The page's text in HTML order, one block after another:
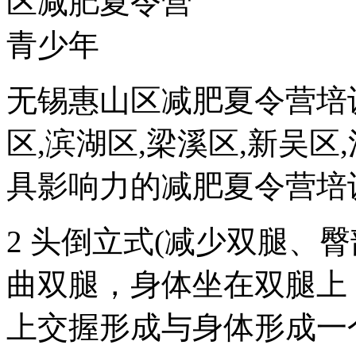
无锡惠山区减肥夏令营
区,滨湖区,梁溪区,新吴
具影响力的减肥夏令营
2 头倒立式(减少双腿、
曲双腿，身体坐在双腿
上交握形成与身体形成